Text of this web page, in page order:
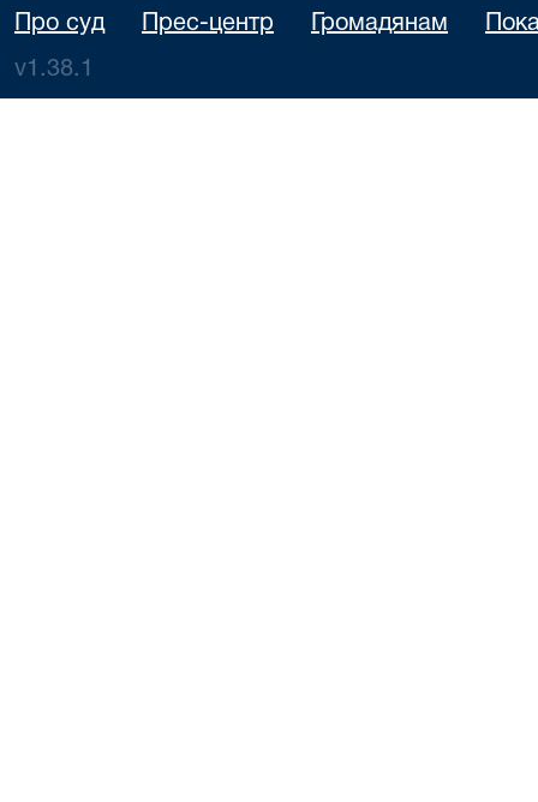
Про суд Прес-центр Громадянам
v1.38.1